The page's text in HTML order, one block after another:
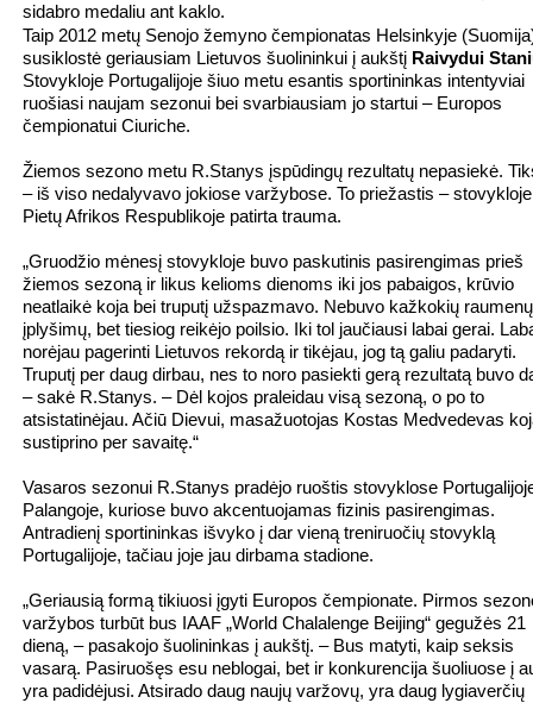
sidabro medaliu ant kaklo.
Taip 2012 metų Senojo žemyno čempionatas Helsinkyje
susiklostė geriausiam Lietuvos šuolininkui į aukštį Raivydui
Stovykloje Portugalijoje šiuo metu esantis sportininkas intentyviai
ruošiasi naujam sezonui bei svarbiausiam jo startui – Europos
čempionatui Ciuriche.
Žiemos sezono metu R.Stanys įspūdingų rezultatų nepasiekė.
– iš viso nedalyvavo jokiose varžybose. To priežastis – stovykloje
Pietų Afrikos Respublikoje patirta trauma.
„Gruodžio mėnesį stovykloje buvo paskutinis pasirengimas prieš
žiemos sezoną ir likus kelioms dienoms iki jos pabaigos, krūvio
neatlaikė koja bei truputį užspazmavo. Nebuvo kažkokių raumenų
įplyšimų, bet tiesiog reikėjo poilsio. Iki tol jaučiausi labai gerai.
norėjau pagerinti Lietuvos rekordą ir tikėjau, jog tą galiu padaryti.
Truputį per daug dirbau, nes to noro pasiekti gerą rezultatą buvo
– sakė R.Stanys. – Dėl kojos praleidau visą sezoną, o po to
atsistatinėjau. Ačiū Dievui, masažuotojas Kostas Medvedevas
sustiprino per savaitę.“
Vasaros sezonui R.Stanys pradėjo ruoštis stovyklose
Palangoje, kuriose buvo akcentuojamas fizinis pasirengimas.
Antradienį sportininkas išvyko į dar vieną treniruočių stovyklą
Portugalijoje, tačiau joje jau dirbama stadione.
„Geriausią formą tikiuosi įgyti Europos čempionate. Pirmos
varžybos turbūt bus IAAF „World Chalalenge Beijing“ gegužės 21
dieną, – pasakojo šuolininkas į aukštį. – Bus matyti, kaip seksis
vasarą. Pasiruošęs esu neblogai, bet ir konkurencija šuoliuose į
yra padidėjusi. Atsirado daug naujų varžovų, yra daug lygiaverčių